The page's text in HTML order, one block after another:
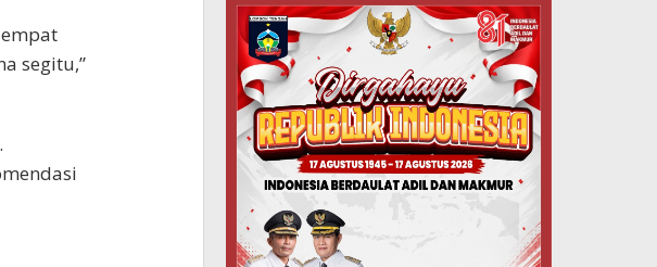
segitu,”